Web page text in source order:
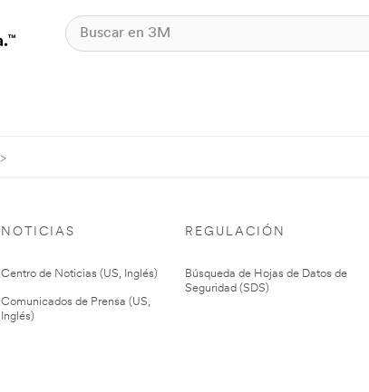
NOTICIAS
Centro de Noticias (US, Inglés)
Comunicados de Prensa (US,
Inglés)
REGULACIÓN
Búsqueda de Hojas de Datos de
Seguridad (SDS)